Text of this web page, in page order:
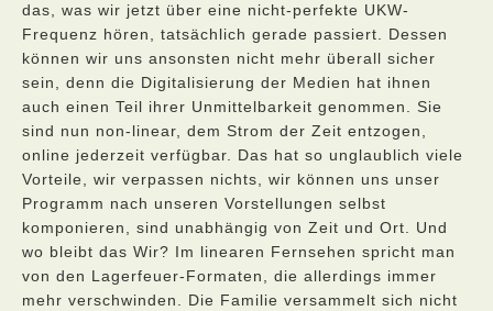
das, was wir jetzt über eine nicht-perfekte UKW-
Frequenz hören, tatsächlich gerade passiert. Dessen
können wir uns ansonsten nicht mehr überall sicher
sein, denn die Digitalisierung der Medien hat ihnen
auch einen Teil ihrer Unmittelbarkeit genommen. Sie
sind nun non-linear, dem Strom der Zeit entzogen,
online jederzeit verfügbar. Das hat so unglaublich viele
Vorteile, wir verpassen nichts, wir können uns unser
Programm nach unseren Vorstellungen selbst
komponieren, sind unabhängig von Zeit und Ort. Und
wo bleibt das Wir? Im linearen Fernsehen spricht man
von den Lagerfeuer-Formaten, die allerdings immer
mehr verschwinden. Die Familie versammelt sich nicht